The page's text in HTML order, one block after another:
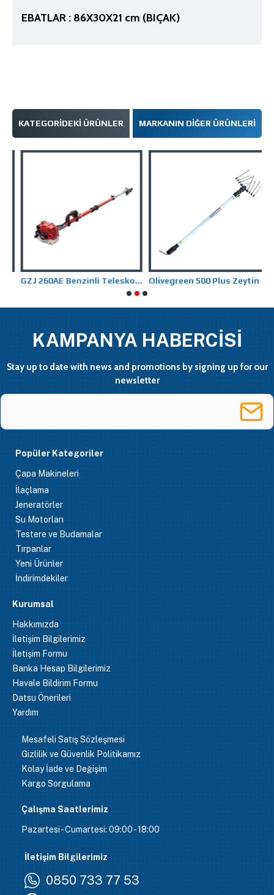
EBATLAR : 86X30X21 cm (BIÇAK)
KATEGORIDEKI ÜRÜNLER MARKANIN DIĞER ÜRÜNLERI
GZJ 260AE Benzinli Teleskopik Dal Budama Olivegreen 500 Plus Zeytin Hasat Makinesi
KAMPANYA HABERCİSİ
Stay up to date with news and promotions by signing up for our
newsletter
Popüler Kategoriler
Çapa Makineleri
İlaçlama
Jeneratörler
Su Motorları
Testere ve Budamalar
Tırpanlar
Yeni Ürünler
İndirimdekiler
Kurumsal
Hakkımızda
İletişim Bilgilerimiz
İletişim Formu
Banka Hesap Bilgilerimiz
Havale Bildirim Formu
Datsu Önerileri
Yardım
Mesafeli Satış Sözleşmesi
Gizlilik ve Güvenlik Politikamız
Kolay İade ve Değişim
Kargo Sorgulama
Çalışma Saatlerimiz
Pazartesi - Cumartesi: 09:00 - 18:00
İletişim Bilgilerimiz
0850 733 77 53